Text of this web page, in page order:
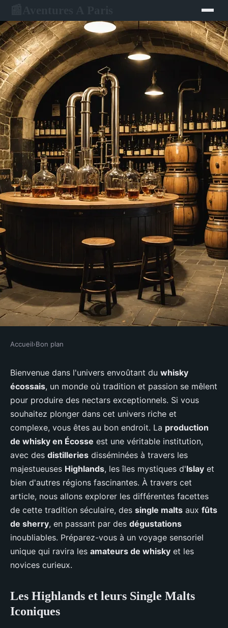
BON PLAN
Où découvrir les traditions de la
distillation de whisky en Écosse?
Soan•4 juillet 2024• 5 min de lecture
Accueil›Bon plan
Bienvenue dans l'univers envoûtant du whisky
écossais, un monde où tradition et passion se mêlent
pour produire des nectars exceptionnels. Si vous
souhaitez plonger dans cet univers riche et
complexe, vous êtes au bon endroit. La production
de whisky en Écosse est une véritable institution,
avec des distilleries disséminées à travers les
majestueuses Highlands, les îles mystiques d'Islay et
bien d'autres régions fascinantes. À travers cet
article, nous allons explorer les différentes facettes
de cette tradition séculaire, des single malts aux fûts
de sherry, en passant par des dégustations
inoubliables. Préparez-vous à un voyage sensoriel
unique qui ravira les amateurs de whisky et les
novices curieux.
Les Highlands et leurs Single Malts
Iconiques